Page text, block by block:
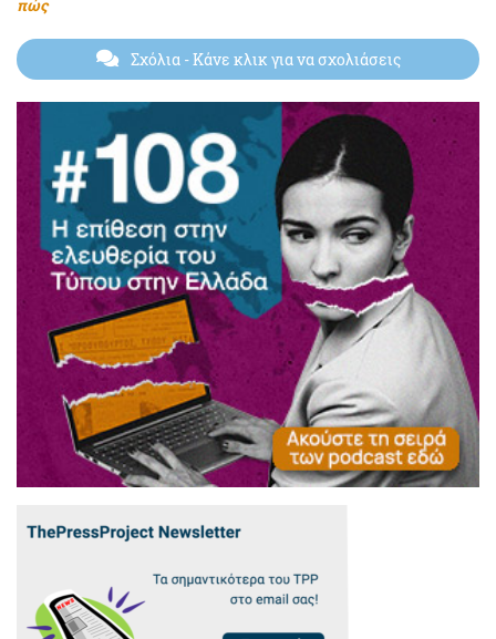
πώς
Σχόλια- Κάνε κλικ για να σχολιάσεις